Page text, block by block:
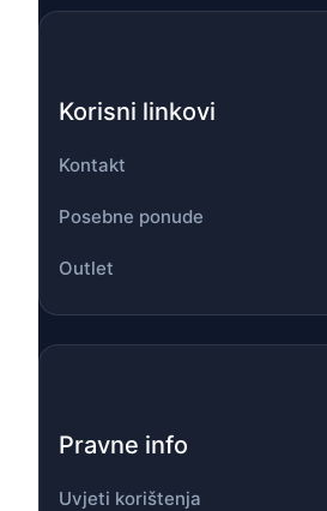
Korisni linkovi
Kontakt
Posebne ponude
Outlet
Pravne info
Uvjeti korištenja